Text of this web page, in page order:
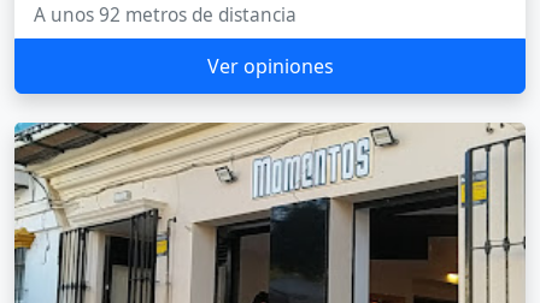
A unos 92 metros de distancia
Ver opiniones